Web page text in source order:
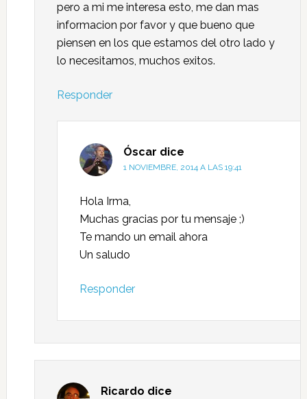
pero a mi me interesa esto, me dan mas
informacion por favor y que bueno que
piensen en los que estamos del otro lado y
lo necesitamos, muchos exitos.
Responder
Óscar dice
1 NOVIEMBRE, 2014 A LAS 19:41
Hola Irma,
Muchas gracias por tu mensaje ;)
Te mando un email ahora
Un saludo
Responder
Ricardo dice